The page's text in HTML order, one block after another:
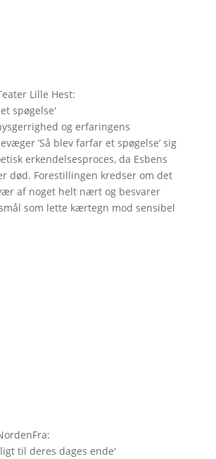
Lille Hest:
spøgelse'
og erfaringens
’Så blev farfar et spøgelse’ sig
erkendelsesproces, da Esbens
død. Forestillingen kredser om det
af noget helt nært og besvarer
som lette kærtegn mod sensibel
:
til deres dages ende'